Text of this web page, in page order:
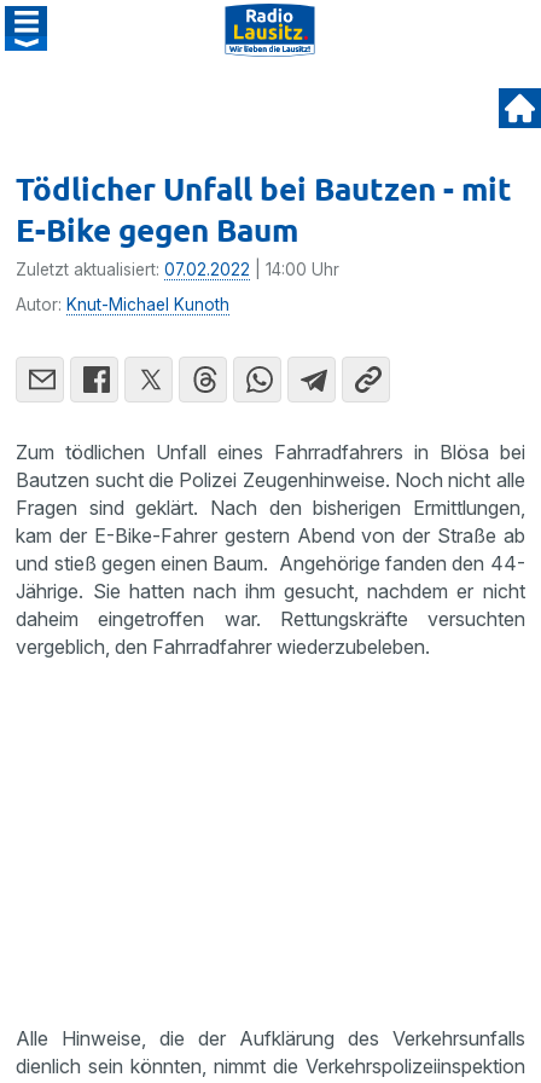
Tödlicher Unfall bei Bautzen - mit
E-Bike gegen Baum
Zuletzt aktualisiert:07.02.2022 | 14:00 Uhr
Autor: Knut-Michael Kunoth
Zum tödlichen Unfall eines Fahrradfahrers in Blösa bei
Bautzen sucht die Polizei Zeugenhinweise. Noch nicht alle
Fragen sind geklärt. Nach den bisherigen Ermittlungen,
kam der E-Bike-Fahrer gestern Abend von der Straße ab
und stieß gegen einen Baum. Angehörige fanden den 44-
Jährige. Sie hatten nach ihm gesucht, nachdem er nicht
daheim eingetroffen war. Rettungskräfte versuchten
vergeblich, den Fahrradfahrer wiederzubeleben.
Alle Hinweise, die der Aufklärung des Verkehrsunfalls
dienlich sein könnten, nimmt die Verkehrspolizeiinspektion